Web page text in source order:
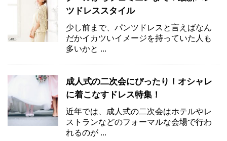
ツドレススタイル
少し前まで、パンツドレスと言えばなん
だかイカツいイメージを持っていた人も
多いかと ...
成人式の二次会にぴったり！オシャレ
に着こなすドレス特集！
近年では、成人式の二次会はホテルやレ
ストランなどのフォーマルな会場で行わ
れるのが ...